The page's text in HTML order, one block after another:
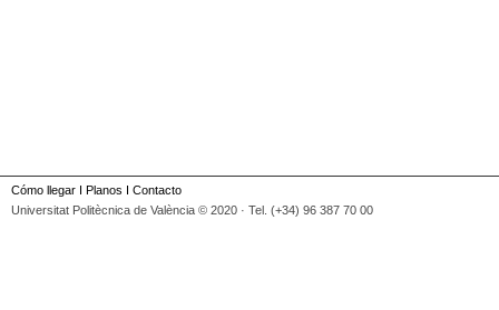
Cómo llegar I Planos I Contacto
Universitat Politècnica de València © 2020 · Tel. (+34) 96 387 70 00